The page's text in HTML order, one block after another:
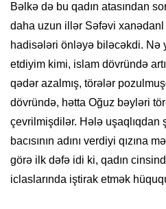
Bəlkə də bu qadın atasından
daha uzun illər Səfəvi
hadisələri önləyə biləcəkdi. Nə
etdiyim kimi, islam dövründə
qədər azalmış, törələr
dövründə, hətta Oğuz bəyləri
çevrilmişdilər. Hələ uşaqlıqdan
bacısının adını verdiyi qızına
görə ilk dəfə idi ki, qadın
iclaslarında iştirak etmək